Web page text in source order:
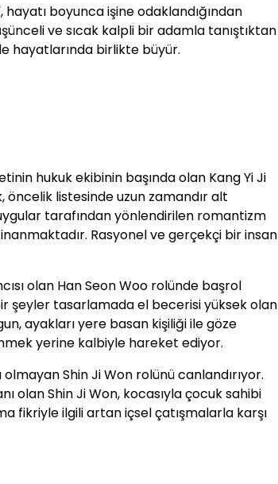
hayatı boyunca işine odaklandığından
ve sıcak kalpli bir adamla tanıştıktan
hayatlarında birlikte büyür.
hukuk ekibinin başında olan Kang Yi Ji
öncelik listesinde uzun zamandır alt
tarafından yönlendirilen romantizm
Rasyonel ve gerçekçi bir insan
olan Han Seon Woo rolünde başrol
şeyler tasarlamada el becerisi yüksek olan
ayakları yere basan kişiliği ile göze
yerine kalbiyle hareket ediyor.
Shin Ji Won rolünü canlandırıyor.
olan Shin Ji Won, kocasıyla çocuk sahibi
fikriyle ilgili artan içsel çatışmalarla karşı